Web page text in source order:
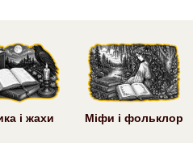
і жахи Міфи і фольклор